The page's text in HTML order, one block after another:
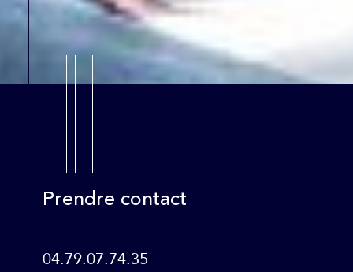
Prendre contact
04.79.07.74.35